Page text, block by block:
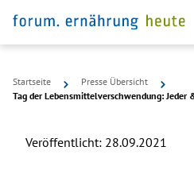
Startseite
Presse Übersicht
Tag der Lebensmittelverschwendung: Jeder
Veröffentlicht: 28.09.2021